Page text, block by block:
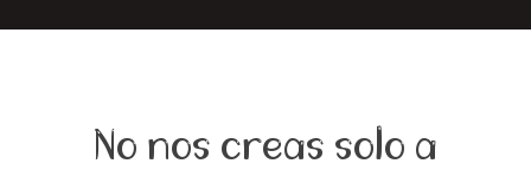
No nos creas solo a